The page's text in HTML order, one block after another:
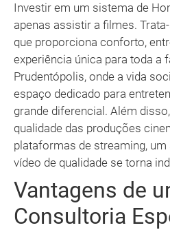
Investir em um sistema de
apenas assistir a filmes.
que proporciona conforto,
experiência única para toda a
Prudentópolis, onde a vida
espaço dedicado para
grande diferencial. Além
qualidade das produções
plataformas de streaming,
vídeo de qualidade se torna
Vantagens de
Consultoria